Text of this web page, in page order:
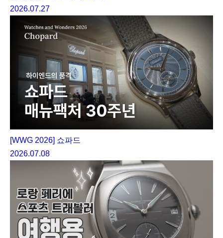
2026.07.27
[WWG 2026] 쇼파드
2026.07.08